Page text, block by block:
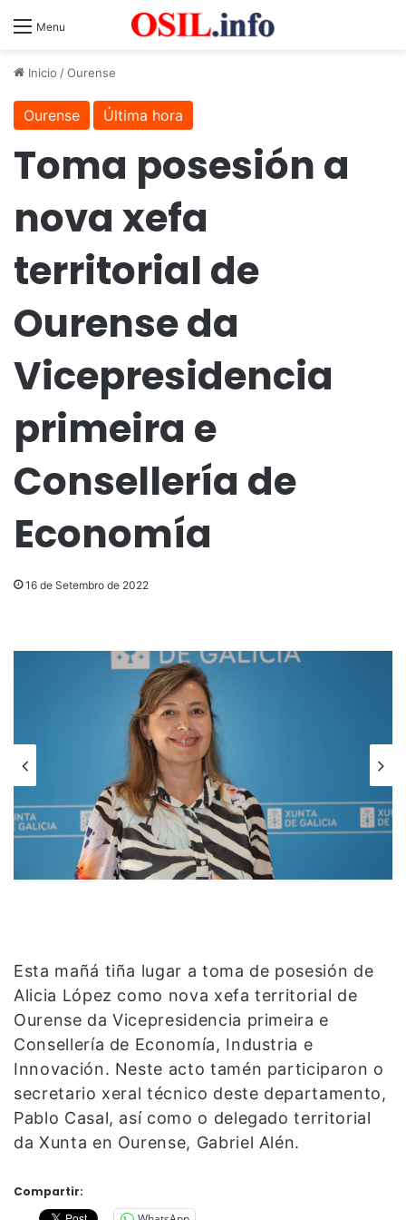
Menu
Inicio /Ourense
Ourense Última hora
Toma posesión a
nova xefa
territorial de
Ourense da
Vicepresidencia
primeira e
Consellería de
Economía
16 de Setembro de 2022
Esta mañá tiña lugar a toma de posesión de
Alicia López como nova xefa territorial de
Ourense da Vicepresidencia primeira e
Consellería de Economía, Industria e
Innovación. Neste acto tamén participaron o
secretario xeral técnico deste departamento,
Pablo Casal, así como o delegado territorial
da Xunta en Ourense, Gabriel Alén.
Compartir: